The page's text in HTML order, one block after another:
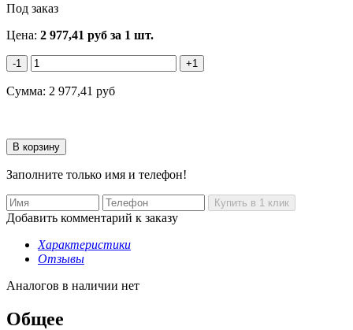
Под заказ
Цена: 2 977,41 руб за 1 шт.
-1 +1
Сумма: 2 977,41 руб
Заполните только имя и телефон!
Добавить комментарий к заказу
Характеристики
Отзывы
Аналогов в наличии нет
Общее